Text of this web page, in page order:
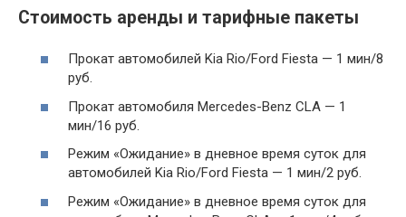
Стоимость аренды и тарифные пакеты
Прокат автомобилей Kia Rio/Ford Fiesta — 1 мин/8
руб.
Прокат автомобиля Mercedes-Benz CLA — 1
мин/16 руб.
Режим «Ожидание» в дневное время суток для
автомобилей Kia Rio/Ford Fiesta — 1 мин/2 руб.
Режим «Ожидание» в дневное время суток для